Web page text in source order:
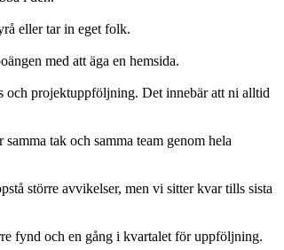
eller tar in eget folk.
med att äga en hemsida.
och projektuppföljning. Det innebär att ni alltid
tak och samma team genom hela
större avvikelser, men vi sitter kvar tills sista
fynd och en gång i kvartalet för uppföljning.